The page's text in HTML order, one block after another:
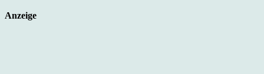
Anzeige